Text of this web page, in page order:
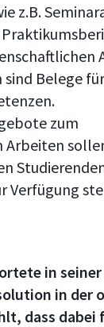
z.B.
Belege
zum
Arbeiten
Verfügung
in
in der
dass dabei